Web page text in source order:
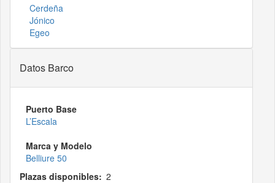
Cerdeña
Jónico
Egeo
Datos Barco
Puerto Base
L’Escala
Marca y Modelo
Belliure 50
Plazas disponibles 2